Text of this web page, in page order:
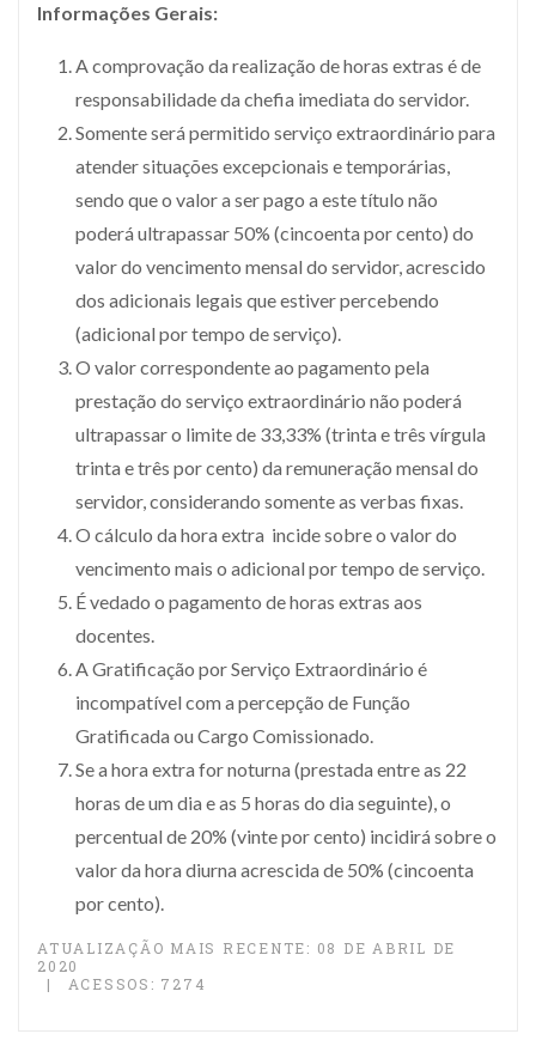
Informações Gerais:
A comprovação da realização de horas extras é de
responsabilidade da chefia imediata do servidor.
Somente será permitido serviço extraordinário para
atender situações excepcionais e temporárias,
sendo que o valor a ser pago a este título não
poderá ultrapassar 50% (cincoenta por cento) do
valor do vencimento mensal do servidor, acrescido
dos adicionais legais que estiver percebendo
(adicional por tempo de serviço).
O valor correspondente ao pagamento pela
prestação do serviço extraordinário não poderá
ultrapassar o limite de 33,33% (trinta e três vírgula
trinta e três por cento) da remuneração mensal do
servidor, considerando somente as verbas fixas.
O cálculo da hora extra incide sobre o valor do
vencimento mais o adicional por tempo de serviço.
É vedado o pagamento de horas extras aos
docentes.
A Gratificação por Serviço Extraordinário é
incompatível com a percepção de Função
Gratificada ou Cargo Comissionado.
Se a hora extra for noturna (prestada entre as 22
horas de um dia e as 5 horas do dia seguinte), o
percentual de 20% (vinte por cento) incidirá sobre o
valor da hora diurna acrescida de 50% (cincoenta
por cento).
ATUALIZAÇÃO MAIS RECENTE: 08 DE ABRIL DE
2020
ACESSOS: 7274